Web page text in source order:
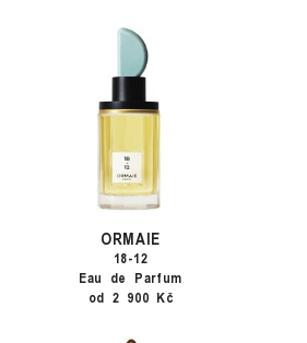
ORMAIE
18-12
Eau de Parfum
od 2 900 Kč